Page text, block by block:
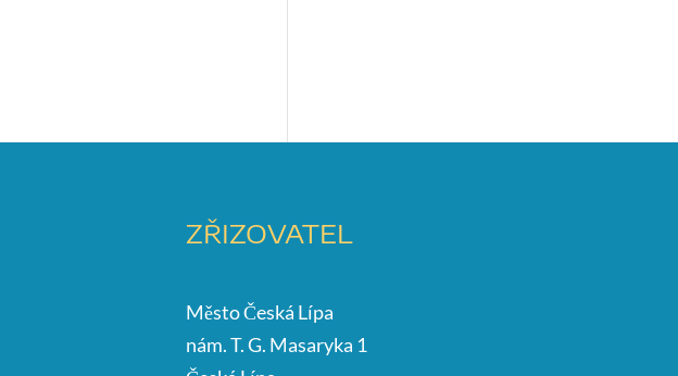
ZŘIZOVATEL
Město Česká Lípa
nám. T. G. Masaryka 1